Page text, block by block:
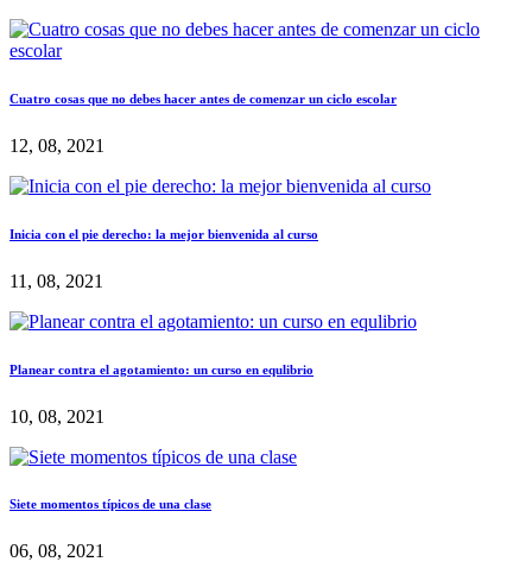
Cuatro cosas que no debes hacer antes de comenzar un ciclo escolar
12, 08, 2021
Inicia con el pie derecho: la mejor bienvenida al curso
11, 08, 2021
Planear contra el agotamiento: un curso en equlibrio
10, 08, 2021
Siete momentos típicos de una clase
06, 08, 2021